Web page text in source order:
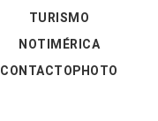
TURISMO
NOTIMÉRICA
CONTACTOPHOTO